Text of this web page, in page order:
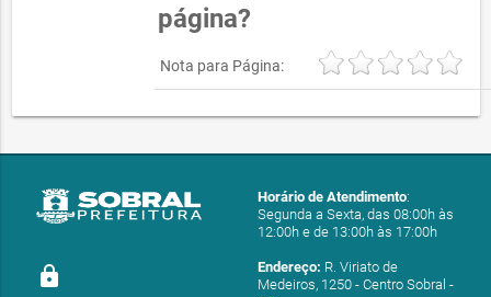
página?
Nota para Página:
lock
Horário de Atendimento:
Segunda a Sexta, das 08:00h às
12:00h e de 13:00h às 17:00h
Endereço: R. Viriato de
Medeiros, 1250 - Centro Sobral -